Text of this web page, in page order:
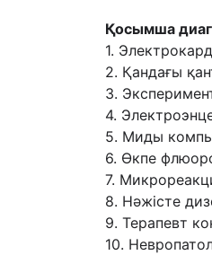
Қосымша
1.
2. Қандағы
3.
4.
5. Миды
6. Өкпе
7.
8. Нəжісте
9. Терапевт
10.